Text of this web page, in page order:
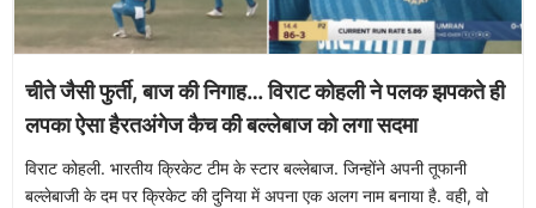
चीते जैसी फुर्ती, बाज की निगाह… विराट कोहली ने पलक झपकते ही
लपका ऐसा हैरतअंगेज कैच की बल्लेबाज को लगा सदमा
विराट कोहली. भारतीय क्रिकेट टीम के स्टार बल्लेबाज. जिन्होंने अपनी तूफानी
बल्लेबाजी के दम पर क्रिकेट की दुनिया में अपना एक अलग नाम बनाया है. वही, वो